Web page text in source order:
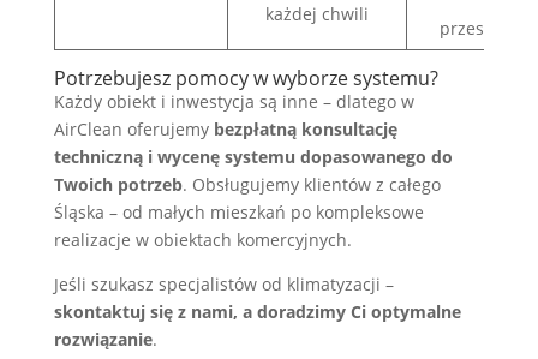
każdej chwili
przestrzeni
Potrzebujesz pomocy w wyborze systemu?
Każdy obiekt i inwestycja są inne – dlatego w
AirClean oferujemy bezpłatną konsultację
techniczną i wycenę systemu dopasowanego do
Twoich potrzeb. Obsługujemy klientów z całego
Śląska – od małych mieszkań po kompleksowe
realizacje w obiektach komercyjnych.
Jeśli szukasz specjalistów od klimatyzacji –
skontaktuj się z nami, a doradzimy Ci optymalne
rozwiązanie.